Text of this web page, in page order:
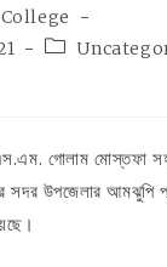
Post
গোলাম মোস্তফা
সদর উপজেলার আমঝুপি